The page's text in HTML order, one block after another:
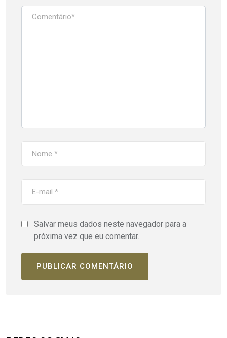
Salvar meus dados neste navegador para a
próxima vez que eu comentar.